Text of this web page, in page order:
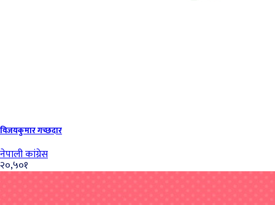
विजयकुमार गच्‍छदार
नेपाली कांग्रेस
२०,५०१